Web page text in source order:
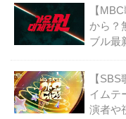
【
から？
ブル最
【
イムテ
演者や